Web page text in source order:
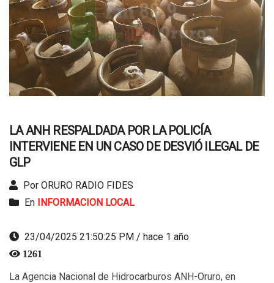
LA ANH RESPALDADA POR LA POLICÍA
INTERVIENE EN UN CASO DE DESVIÓ ILEGAL DE
GLP
Por ORURO RADIO FIDES
En INFORMACION LOCAL
23/04/2025 21:50:25 PM / hace 1 año
1261
La Agencia Nacional de Hidrocarburos ANH-Oruro, en